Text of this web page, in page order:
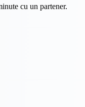
cu un partener.